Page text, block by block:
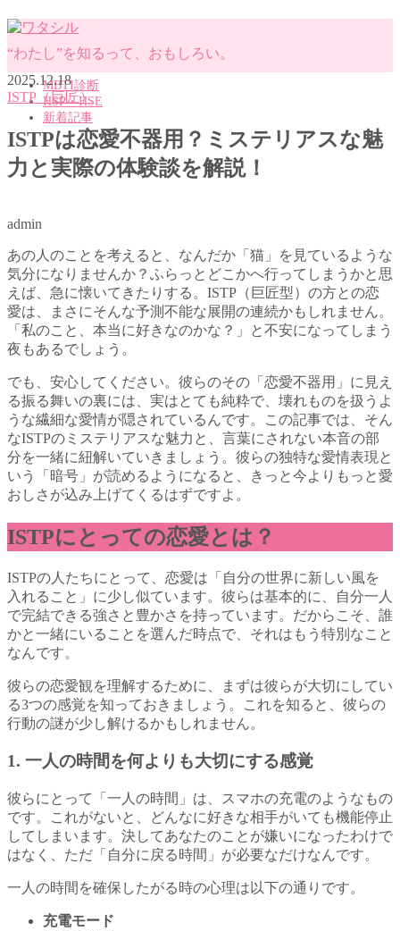
“わたし”を知るって、おもしろい。
MBTI診断
HSP・HSE
新着記事
MENU
2025.12.18
ISTP（巨匠）
ISTPは恋愛不器用？ミステリアスな魅
力と実際の体験談を解説！
admin
あの人のことを考えると、なんだか「猫」を見ているような
気分になりませんか？ふらっとどこかへ行ってしまうかと思
えば、急に懐いてきたりする。ISTP（巨匠型）の方との恋
愛は、まさにそんな予測不能な展開の連続かもしれません。
「私のこと、本当に好きなのかな？」と不安になってしまう
夜もあるでしょう。
でも、安心してください。彼らのその「恋愛不器用」に見え
る振る舞いの裏には、実はとても純粋で、壊れものを扱うよ
うな繊細な愛情が隠されているんです。この記事では、そん
なISTPのミステリアスな魅力と、言葉にされない本音の部
分を一緒に紐解いていきましょう。彼らの独特な愛情表現と
いう「暗号」が読めるようになると、きっと今よりもっと愛
おしさが込み上げてくるはずですよ。
ISTPにとっての恋愛とは？
ISTPの人たちにとって、恋愛は「自分の世界に新しい風を
入れること」に少し似ています。彼らは基本的に、自分一人
で完結できる強さと豊かさを持っています。だからこそ、誰
かと一緒にいることを選んだ時点で、それはもう特別なこと
なんです。
彼らの恋愛観を理解するために、まずは彼らが大切にしてい
る3つの感覚を知っておきましょう。これを知ると、彼らの
行動の謎が少し解けるかもしれません。
1. 一人の時間を何よりも大切にする感覚
彼らにとって「一人の時間」は、スマホの充電のようなもの
です。これがないと、どんなに好きな相手がいても機能停止
してしまいます。決してあなたのことが嫌いになったわけで
はなく、ただ「自分に戻る時間」が必要なだけなんです。
一人の時間を確保したがる時の心理は以下の通りです。
充電モード